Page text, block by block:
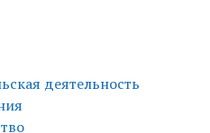
деятельность